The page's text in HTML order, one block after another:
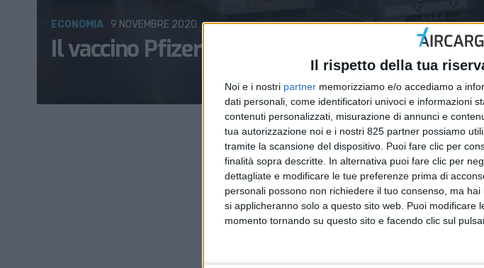
Il rispetto della tua
Noi e i nostri partner memorizziamo e/o accediamo a
dati personali, come identificatori univoci e informazioni
contenuti personalizzati, misurazione di annunci e
tua autorizzazione noi e i nostri 825 partner possiamo
tramite la scansione del dispositivo. Puoi fare clic per
finalità sopra descritte. In alternativa puoi fare clic per
dettagliate e modificare le tue preferenze prima di
personali possono non richiedere il tuo consenso, ma
si applicheranno solo a questo sito web. Puoi
momento tornando su questo sito e facendo clic sul
Il vaccino Pfizer e BioNTech viaggerà a -75°C
ECONOMIA 9 NOVEMBRE 2020